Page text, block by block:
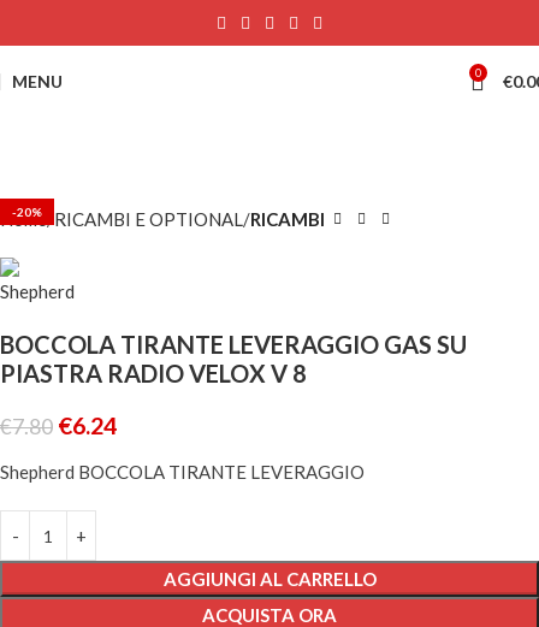
MENU 0 €
-20%
Home RICAMBI E OPTIONAL RICAMBI
BOCCOLA TIRANTE LEVERAGGIO GAS SU
PIASTRA RADIO VELOX V 8
€7.80 €6.24
Shepherd BOCCOLA TIRANTE LEVERAGGIO
AGGIUNGI AL CARRELLO
ACQUISTA ORA